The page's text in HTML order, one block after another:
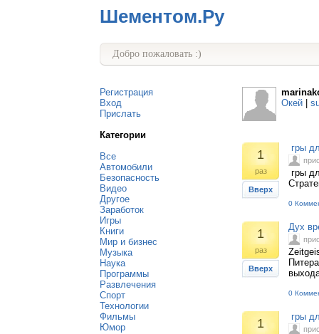
Шементом.Ру
Добро пожаловать :)
Регистрация
Вход
Прислать
Категории
Все
Автомобили
Безопасность
Видео
Другое
Заработок
Игры
Книги
Мир и бизнес
Музыка
Наука
Программы
Развлечения
Спорт
Технологии
Фильмы
Юмор
Окей
1
раз
Вверх
гры
гры
0
1
раз
Вверх
Дух
0
1 гры